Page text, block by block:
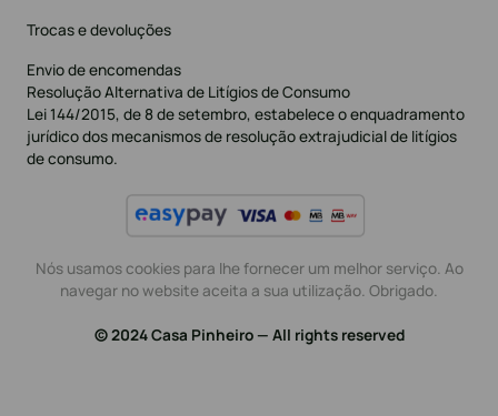
Trocas e devoluções
Envio de encomendas
Resolução Alternativa de Litígios de Consumo
Lei 144/2015, de 8 de setembro, estabelece o enquadramento
jurídico dos mecanismos de resolução extrajudicial de litígios
de consumo.
Nós usamos cookies para lhe fornecer um melhor serviço. Ao
navegar no website aceita a sua utilização. Obrigado.
© 2024 Casa Pinheiro — All rights reserved